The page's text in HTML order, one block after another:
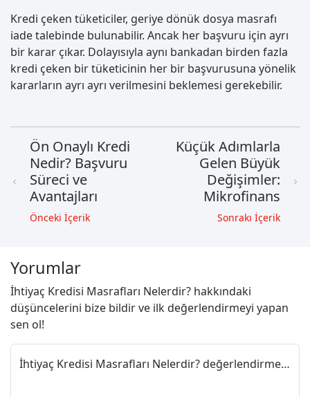
Kredi çeken tüketiciler, geriye dönük dosya masrafı
iade talebinde bulunabilir. Ancak her başvuru için ayrı
bir karar çıkar. Dolayısıyla aynı bankadan birden fazla
kredi çeken bir tüketicinin her bir başvurusuna yönelik
kararların ayrı ayrı verilmesini beklemesi gerekebilir.
Ön Onaylı Kredi
Nedir? Başvuru
Süreci ve
Avantajları
Önceki İçerik
Küçük Adımlarla
Gelen Büyük
Değişimler:
Mikrofinans
Sonrakı İçerik
Yorumlar
İhtiyaç Kredisi Masrafları Nelerdir? hakkındaki
düşüncelerini bize bildir ve ilk değerlendirmeyi yapan
sen ol!
İhtiyaç Kredisi Masrafları Nelerdir? değerlendirmeni paylaş